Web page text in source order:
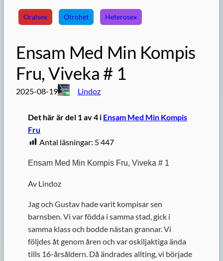
Oralsex Otrohet Heterosex
Ensam Med Min Kompis
Fru, Viveka # 1
2025-08-19 Lindoz
Det här är del 1 av 4 i Ensam Med Min Kompis
Fru
Antal läsningar: 5 447
Ensam Med Min Kompis Fru, Viveka # 1
Av Lindoz
Jag och Gustav hade varit kompisar sen
barnsben. Vi var födda i samma stad, gick i
samma klass och bodde nästan grannar. Vi
följdes åt genom åren och var oskiljaktiga ända
tills 16-årsåldern. Då ändrades allting, vi började